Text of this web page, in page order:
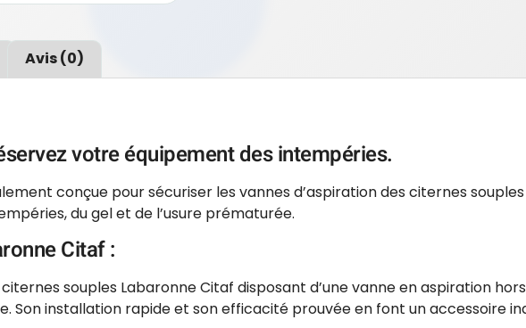
Avis (0)
votre équipement des intempéries.
conçue pour sécuriser les vannes d’aspiration des citernes
du gel et de l’usure prématurée.
Citaf :
souples Labaronne Citaf disposant d’une vanne en aspiration
Son installation rapide et son efficacité prouvée en font un accessoire